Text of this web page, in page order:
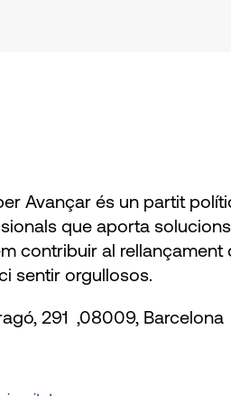
Avançar és un partit
que aporta
contribuir al rellançament
sentir orgullosos.
291 ,08009,